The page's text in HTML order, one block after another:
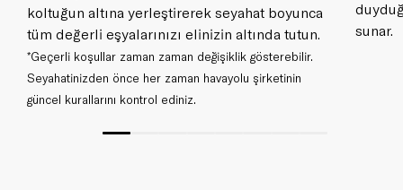
koltuğun altına yerleştirerek seyahat boyunca
tüm değerli eşyalarınızı elinizin altında tutun.
*Geçerli koşullar zaman zaman değişiklik gösterebilir.
Seyahatinizden önce her zaman havayolu şirketinin
güncel kurallarını kontrol ediniz.
sunar.